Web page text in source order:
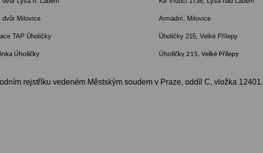
dvůr Milovice Armádní, Milovice
TAP Úholičky Úholičky 215, Velké Přílepy
Úholičky Úholičky 215, Velké Přílepy
rejstříku vedeném Městským soudem v Praze, oddíl C, vložka 12401.